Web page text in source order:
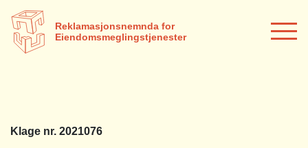
Reklamasjonsnemnda for
Eiendomsmeglingstjenester
Klage nr. 2021076